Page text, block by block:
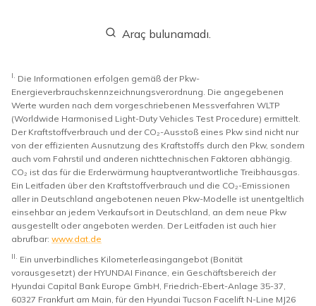
Araç bulunamadı.
I. Die Informationen erfolgen gemäß der Pkw-
Energieverbrauchskennzeichnungsverordnung. Die angegebenen
Werte wurden nach dem vorgeschriebenen Messverfahren WLTP
(Worldwide Harmonised Light-Duty Vehicles Test Procedure) ermittelt.
Der Kraftstoffverbrauch und der CO₂-Ausstoß eines Pkw sind nicht nur
von der effizienten Ausnutzung des Kraftstoffs durch den Pkw, sondern
auch vom Fahrstil und anderen nichttechnischen Faktoren abhängig.
CO₂ ist das für die Erderwärmung hauptverantwortliche Treibhausgas.
Ein Leitfaden über den Kraftstoffverbrauch und die CO₂-Emissionen
aller in Deutschland angebotenen neuen Pkw-Modelle ist unentgeltlich
einsehbar an jedem Verkaufsort in Deutschland, an dem neue Pkw
ausgestellt oder angeboten werden. Der Leitfaden ist auch hier
abrufbar: www.dat.de
II. Ein unverbindliches Kilometerleasingangebot (Bonität
vorausgesetzt) der HYUNDAI Finance, ein Geschäftsbereich der
Hyundai Capital Bank Europe GmbH, Friedrich-Ebert-Anlage 35-37,
60327 Frankfurt am Main, für den Hyundai Tucson Facelift N-Line MJ26